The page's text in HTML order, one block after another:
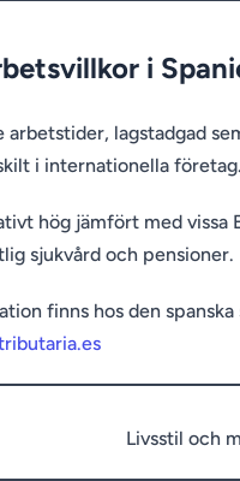
i
arbetstider, lagstadgad
i internationella företag.
hög jämfört med vissa
sjukvård och pensioner.
finns hos den